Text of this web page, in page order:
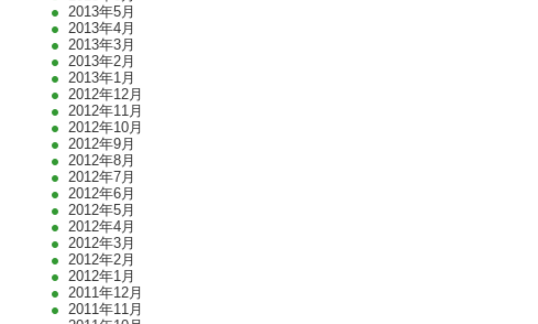
2013年5月
2013年4月
2013年3月
2013年2月
2013年1月
2012年12月
2012年11月
2012年10月
2012年9月
2012年8月
2012年7月
2012年6月
2012年5月
2012年4月
2012年3月
2012年2月
2012年1月
2011年12月
2011年11月